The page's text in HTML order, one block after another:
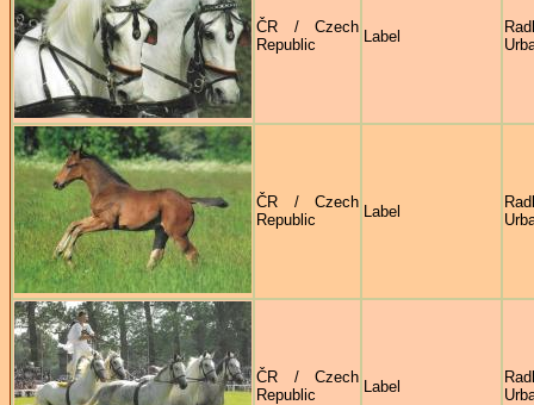
ČR / Czech
Republic
Label
ČR / Czech
Republic
Label
ČR / Czech
Republic
Label